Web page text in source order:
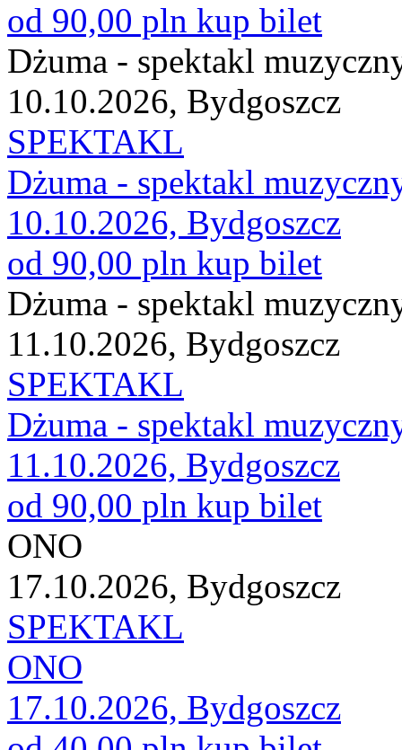
od 90,00 pln kup bilet
Dżuma - spektakl
10.10.2026, Bydgoszcz
SPEKTAKL
Dżuma - spektakl
10.10.2026, Bydgoszcz
od 90,00 pln kup bilet
Dżuma - spektakl
11.10.2026, Bydgoszcz
SPEKTAKL
Dżuma - spektakl
11.10.2026, Bydgoszcz
od 90,00 pln kup bilet
ONO
17.10.2026, Bydgoszcz
SPEKTAKL
ONO
17.10.2026, Bydgoszcz